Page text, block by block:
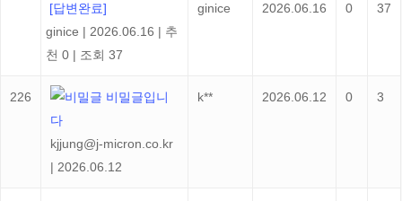
[답변완료]
ginice | 2026.06.16 | 추
천 0 | 조회 37
ginice 2026.06.16 0 37
226
비밀글입니
다
kjjung@j-micron.co.kr
| 2026.06.12
k** 2026.06.12 0 3